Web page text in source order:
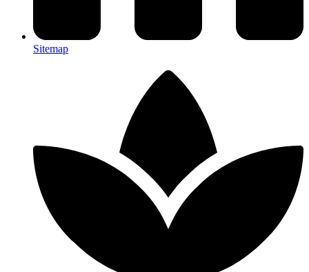
Sitemap